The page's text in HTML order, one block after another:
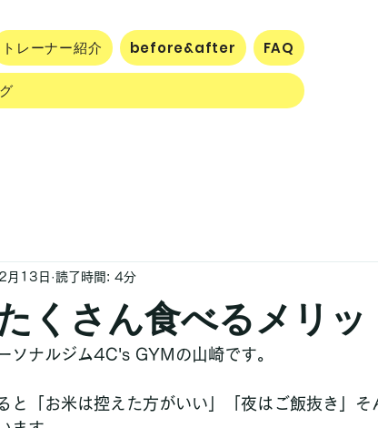
トレーナー紹介 before&after FAQ
くさん食べるメリッ
月13日 読了時間: 4分
ソナルジム4C's GYMの山崎です。
と「お米は控えた方がいい」「夜はご飯抜き」そ